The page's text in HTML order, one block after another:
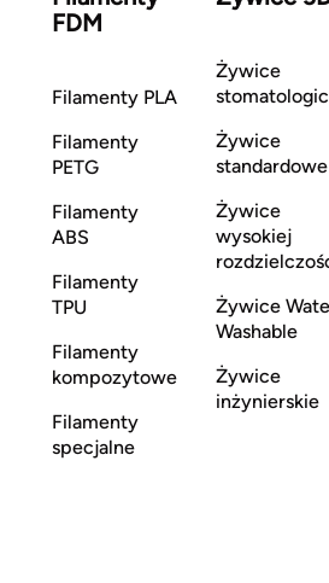
FDM
Filamenty PLA
Filamenty
PETG
Filamenty
ABS
Filamenty
TPU
Filamenty
kompozytowe
Filamenty
specjalne
Żywice
Żywice
standardowe
Żywice
wysokiej
Żywice
Washable
Żywice
inżynierskie